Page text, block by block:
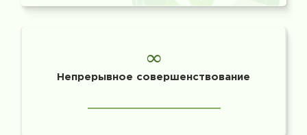
∞
Непрерывное совершенствование